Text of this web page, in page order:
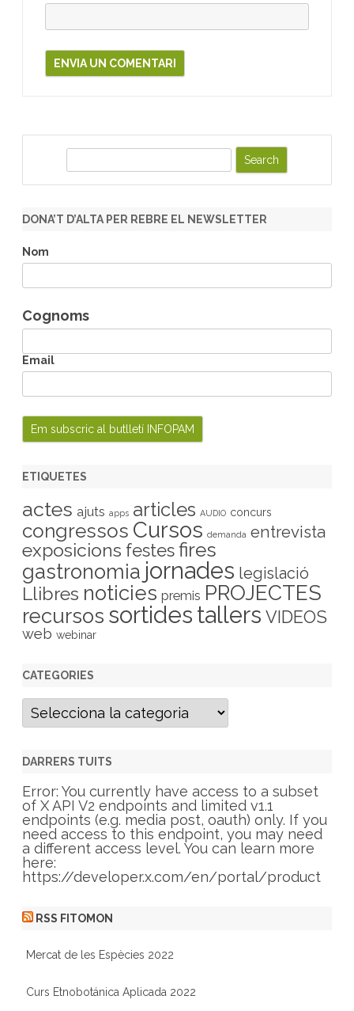
r
h
DONA’T D’ALTA PER REBRE EL NEWSLETTER
Nom
Cognoms
Email
ETIQUETES
actes ajuts apps articles AUDIO concurs
congressos Cursos demanda entrevista
exposicions festesfires
gastronomia jornades legislació
Llibres noticies premis PROJECTES
recursos sortides tallers VIDEOS
web webinar
CATEGORIES
C
t
g
r
i
e
s
DARRERS TUITS
Error: You currently have access to a subset
of X API V2 endpoints and limited v1.1
endpoints (e.g. media post, oauth) only. If you
need access to this endpoint, you may need
a different access level. You can learn more
here:
https://developer.x.com/en/portal/product
RSS FITOMON
Mercat de les Espècies 2022
Curs Etnobotánica Aplicada 2022